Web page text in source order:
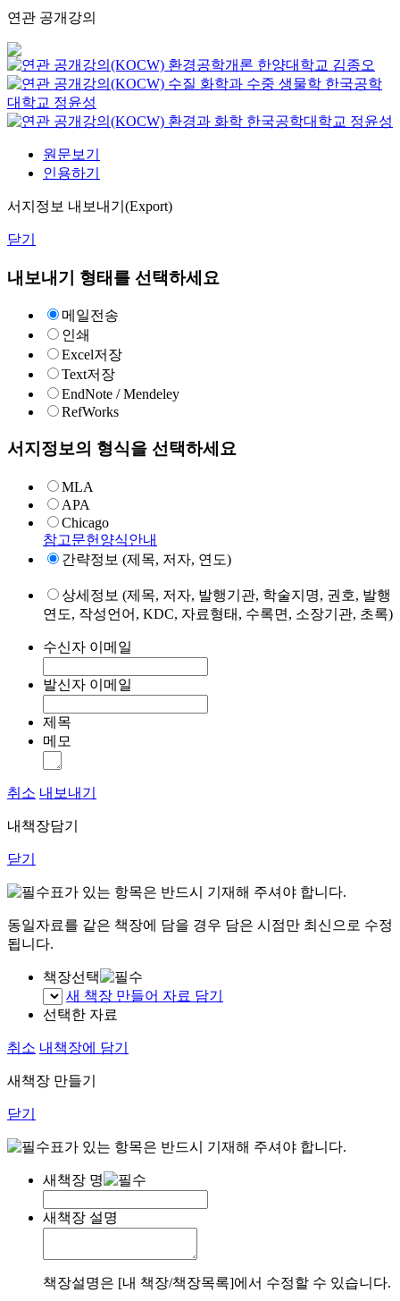
연관 공개강의
환경공학개론 한양대학교 김종오
수질 화학과 수중 생물학 한국공학
대학교 정윤성
환경과 화학 한국공학대학교 정윤성
원문보기
인용하기
서지정보 내보내기(Export)
닫기
내보내기 형태를 선택하세요
메일전송
인쇄
Excel저장
Text저장
EndNote / Mendeley
RefWorks
서지정보의 형식을 선택하세요
MLA
APA
Chicago
참고문헌양식안내
간략정보 (제목, 저자, 연도)
상세정보 (제목, 저자, 발행기관, 학술지명, 권호, 발행
연도, 작성언어, KDC, 자료형태, 수록면, 소장기관, 초록)
수신자 이메일
발신자 이메일
제목
메모
취소 내보내기
내책장담기
닫기
표가 있는 항목은 반드시 기재해 주셔야 합니다.
동일자료를 같은 책장에 담을 경우 담은 시점만 최신으로 수정
됩니다.
책장선택
새 책장 만들어 자료 담기
선택한 자료
취소 내책장에 담기
새책장 만들기
닫기
표가 있는 항목은 반드시 기재해 주셔야 합니다.
새책장 명
새책장 설명
책장설명은 [내 책장/책장목록]에서 수정할 수 있습니다.